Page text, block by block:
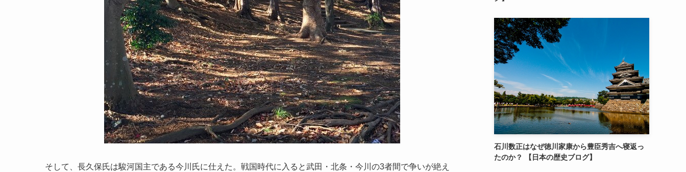
そして、長久保氏は駿河国主である今川氏に仕えた。戦国時代に入ると武田・北条・今川の3者間で争いが絶え
石川数正はなぜ徳川家康から豊臣秀吉へ寝返っ
たのか？ 【日本の歴史ブログ】